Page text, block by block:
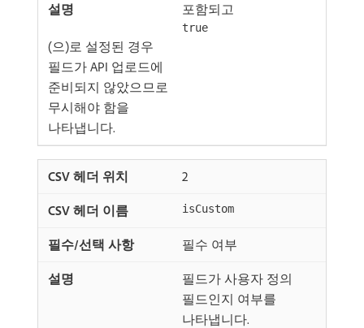
포함되고
true
(으)로 설정된 경우
필드가 API 업로드에
준비되지 않았으므로
무시해야 함을
나타냅니다.
2
isCustom
필수 여부
필드가 사용자 정의
필드인지 여부를
나타냅니다.